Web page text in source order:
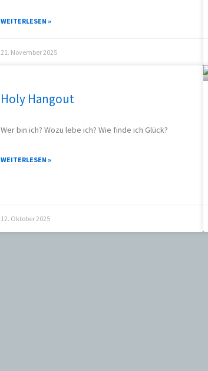
WEITERLESEN »
21. November 2025
Holy Hangout
Wer bin ich? Wozu lebe ich? Wie finde ich Glück?
WEITERLESEN »
12. Oktober 2025